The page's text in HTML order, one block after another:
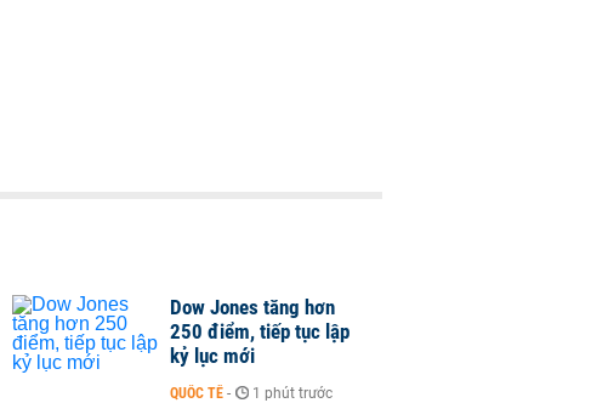
Dow Jones tăng hơn
250 điểm, tiếp tục lập
kỷ lục mới
QUỐC TẾ - 1 phút trước